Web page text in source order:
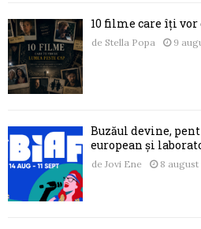
10 filme care îți vor
de Stella Popa 9
Buzăul devine,
european și
de Jovi Ene 8 august